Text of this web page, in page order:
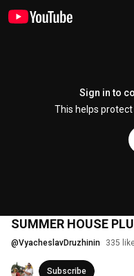
Sign in to
This helps
SUMMER HOUSE
@VyacheslavDruzhinin 335
Subscribe